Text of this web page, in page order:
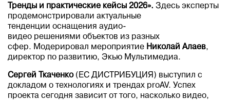
Тренды и практические кейсы 2026». Здесь эксперты
продемонстрировали актуальные
тенденции оснащения аудио-
видео решениями объектов из разных
сфер. Модерировал мероприятие Николай Алаев,
директор по развитию, Экью Мультимедиа.
Сергей Ткаченко(ЕС ДИСТРИБУЦИЯ) выступил с
докладом о технологиях и трендах proAV. Успех
проекта сегодня зависит от того, насколько видео,